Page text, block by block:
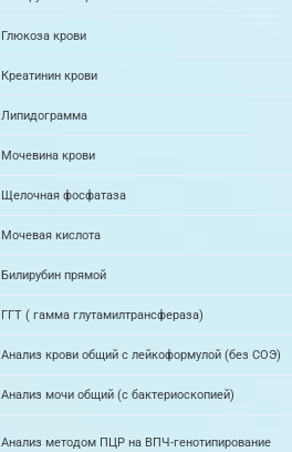
Глюкоза крови
Креатинин крови
Липидограмма
Мочевина крови
Щелочная фосфатаза
Мочевая кислота
Билирубин прямой
ГГТ ( гамма глутамилтрансфераза)
Анализ крови общий с лейкоформулой (без СОЭ)
Анализ мочи общий (с бактериоскопией)
Анализ методом ПЦР на ВПЧ-генотипирование